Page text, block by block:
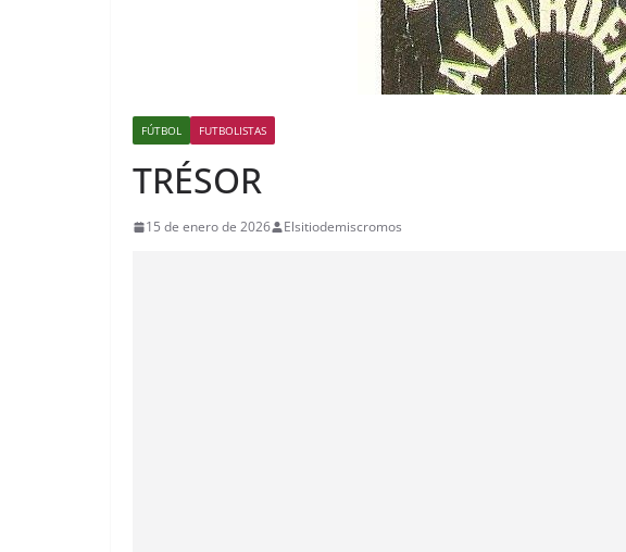
FÚTBOL FUTBOLISTAS
TRÉSOR
15 de enero de 2026 Elsitiodemiscromos